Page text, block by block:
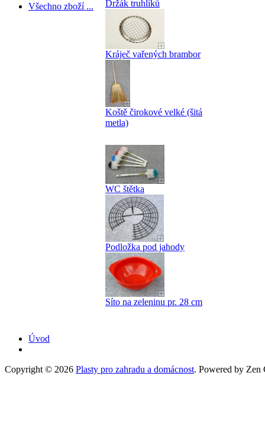
Všechno zboží ...
Držák truhlíků
Kráječ vařených brambor
Koště čirokové velké (šitá
metla)
WC štětka
Podložka pod jahody
Síto na zeleninu pr. 28 cm
Úvod
Copyright © 2026 Plasty pro zahradu a domácnost. Powered by Zen